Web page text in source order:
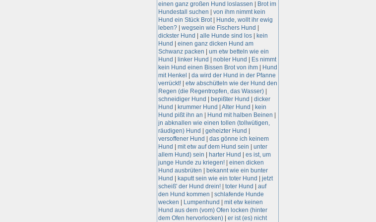
einen ganz großen Hund loslassen
Brot im
Hundestall suchen
von ihm nimmt kein
Hund ein Stück Brot|
Hunde, wollt ihr ewig
leben?
wegsein wie Fischers Hund
dickster Hund
alle Hunde sind los
kein
Hund
einen ganz dicken Hund am
Schwanz packen
um etw betteln wie ein
Hund
linker Hund nobler Hund
Es nimmt
kein Hund einen Bissen Brot von ihm
Hund
mit Henkel
da wird der Hund in der Pfanne
verrückt!
etw abschütteln wie der Hund den
Regen (die Regentropfen, das Wasser)
schneidiger Hund
bepißter Hund
dicker
Hund
krummer Hund Alter Hund
kein
Hund pißt ihn an
Hund mit halben Beinen
jn abknallen wie einen tollen (tollwütigen,
räudigen) Hund
geheizter Hund
versoffener Hund
das gönne ich keinem
Hund
mit etw auf dem Hund sein
unter
allem Hund) sein
harter Hund
es ist, um
junge Hunde zu kriegen!
einen dicken
Hund ausbrüten
bekannt wie ein bunter
Hund
kaputt sein wie ein toter Hund
jetzt
scheiß' der Hund drein!
toter Hund
auf
den Hund kommen
schlafende Hunde
wecken
Lumpenhund
mit etw keinen
Hund aus dem (vom) Ofen locken (hinter
dem Ofen hervorlocken)
er ist (es) nicht